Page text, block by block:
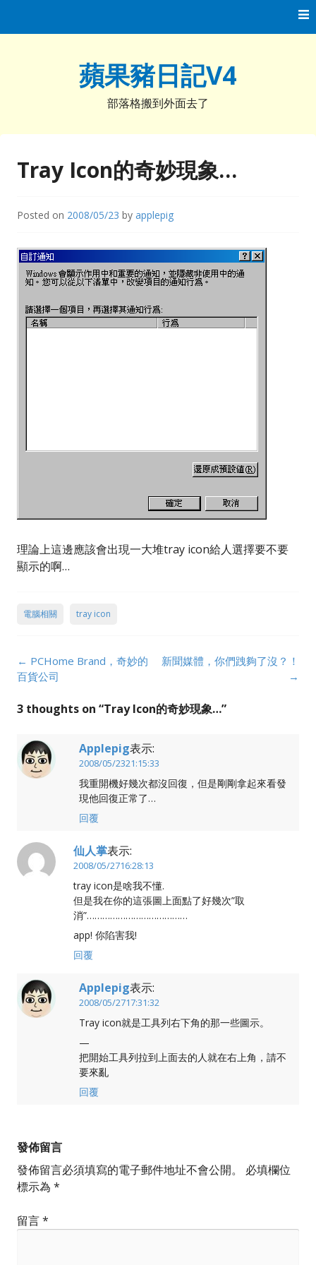
蘋果豬日記V4
部落格搬到外面去了
Tray Icon的奇妙現象…
Posted on 2008/05/23 by applepig
理論上這邊應該會出現一大堆tray icon給人選擇要不要
顯示的啊…
電腦相關 tray icon
Post
navigation
← PCHome Brand，奇妙的
百貨公司
新聞媒體，你們跩夠了沒？！
→
3 thoughts on “Tray Icon的奇妙現象…”
Applepig表示:
2008/05/2321:15:33
我重開機好幾次都沒回復，但是剛剛拿起來看發
現他回復正常了…
回覆
仙人掌表示:
2008/05/2716:28:13
tray icon是啥我不懂.
但是我在你的這張圖上面點了好幾次”取
消”…………………………………
app! 你陷害我!
回覆
Applepig表示:
2008/05/2717:31:32
Tray icon就是工具列右下角的那一些圖示。
—
把開始工具列拉到上面去的人就在右上角，請不
要來亂
回覆
發佈留言
發佈留言必須填寫的電子郵件地址不會公開。
必填欄位
標示為 *
留言*